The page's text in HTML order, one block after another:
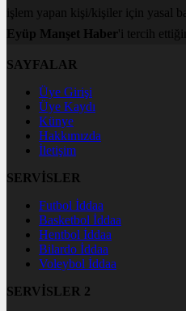
işlem yapan kişi/kişiler için yasal
Eyüp Manşet Haber'i tercih
SAYFALAR
Üye Girişi
Üye Kaydı
Künye
Hakkımızda
İletişim
SERVİSLER
Futbol İddaa
Basketbol İddaa
Hentbol İddaa
Bilardo İddaa
Voleybol İddaa
SERVİSLER 2